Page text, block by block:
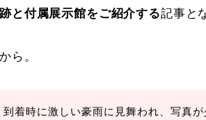
と付属展示館をご紹介する記事と
ら。
到着時に激しい豪雨に見舞われ、写真が